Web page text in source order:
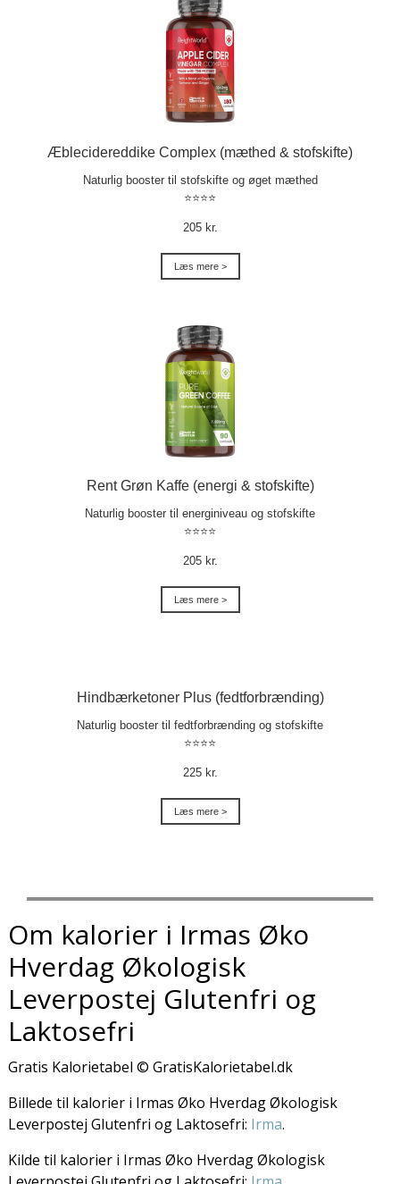
Æblecidereddike Complex (mæthed & stofskifte)
Naturlig booster til stofskifte og øget mæthed
⭐⭐⭐⭐
205 kr.
Læs mere >
Rent Grøn Kaffe (energi & stofskifte)
Naturlig booster til energiniveau og stofskifte
⭐⭐⭐⭐
205 kr.
Læs mere >
Hindbærketoner Plus (fedtforbrænding)
Naturlig booster til fedtforbrænding og stofskifte
⭐⭐⭐⭐
225 kr.
Læs mere >
Om kalorier i Irmas Øko
Hverdag Økologisk
Leverpostej Glutenfri og
Laktosefri
Gratis Kalorietabel © GratisKalorietabel.dk
Billede til kalorier i Irmas Øko Hverdag Økologisk
Leverpostej Glutenfri og Laktosefri: Irma.
Kilde til kalorier i Irmas Øko Hverdag Økologisk